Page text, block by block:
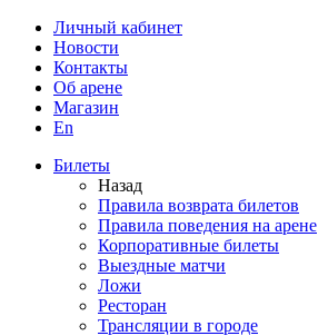
Личный кабинет
Новости
Контакты
Об арене
Магазин
En
Билеты
Назад
Правила возврата билетов
Правила поведения на арене
Корпоративные билеты
Выездные матчи
Ложи
Ресторан
Трансляции в городе